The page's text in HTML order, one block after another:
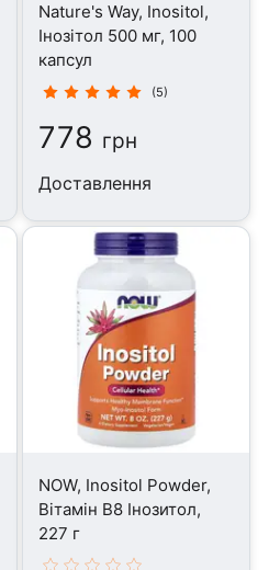
Nature's Way, Inositol,
Інозітол 500 мг, 100
капсул
(5)
778 грн
Доставлення
NOW, Inositol Powder,
Вітамін B8 Інозитол,
227 г